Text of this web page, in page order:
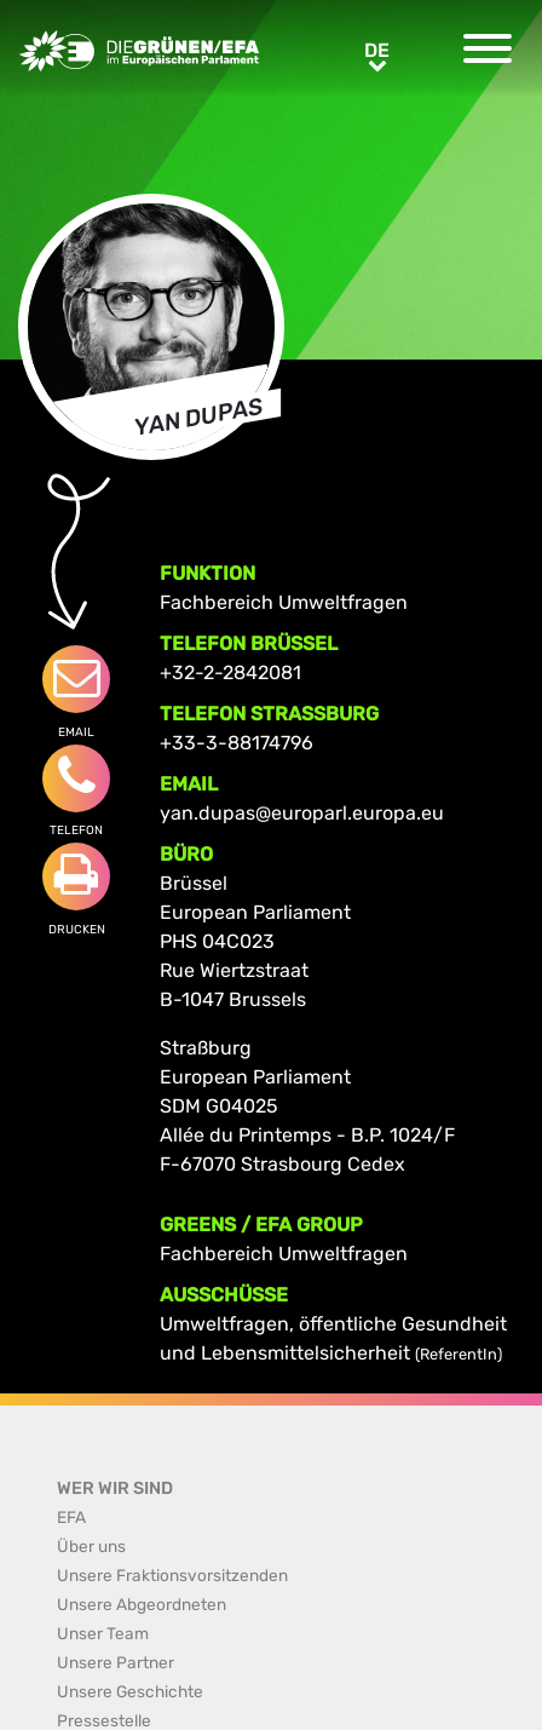
Greens/EFA Home DEDE
YAN DUPAS
EMAIL
TELEFON
DRUCKEN
FUNKTION
Fachbereich Umweltfragen
TELEFON BRÜSSEL
+32-2-2842081
TELEFON STRASSBURG
+33-3-88174796
EMAIL
yan.dupas@europarl.europa.eu
BÜRO
Brüssel
European Parliament
PHS 04C023
Rue Wiertzstraat
B-1047 Brussels
Straßburg
European Parliament
SDM G04025
Allée du Printemps - B.P. 1024/F
F-67070 Strasbourg Cedex
GREENS / EFA GROUP
Fachbereich Umweltfragen
AUSSCHÜSSE
Umweltfragen, öffentliche Gesundheit
und Lebensmittelsicherheit (ReferentIn)
WER WIR SIND
EFA
Über uns
Unsere Fraktionsvorsitzenden
Unsere Abgeordneten
Unser Team
Unsere Partner
Unsere Geschichte
Pressestelle